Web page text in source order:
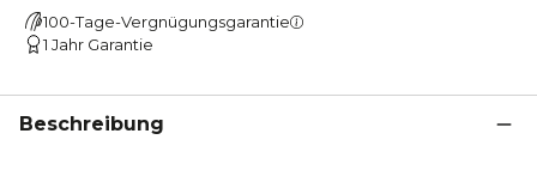
100-Tage-Vergnügungsgarantie
1 Jahr Garantie
Beschreibung